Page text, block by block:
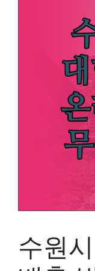
수원